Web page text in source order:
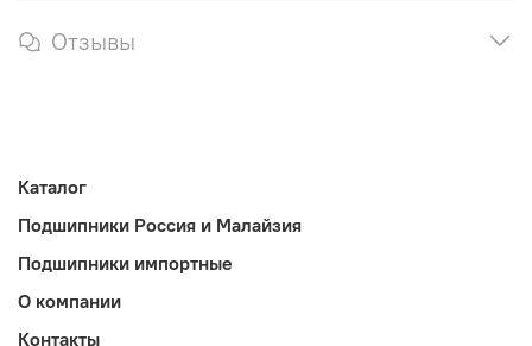
Отзывы
Каталог
Подшипники Россия и Малайзия
Подшипники импортные
О компании
Контакты